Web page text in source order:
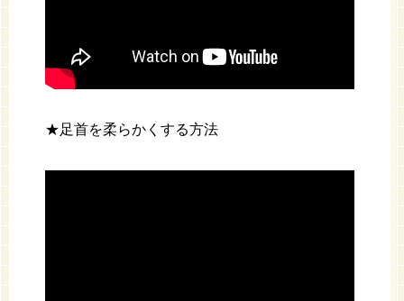
★足首を柔らかくする方法